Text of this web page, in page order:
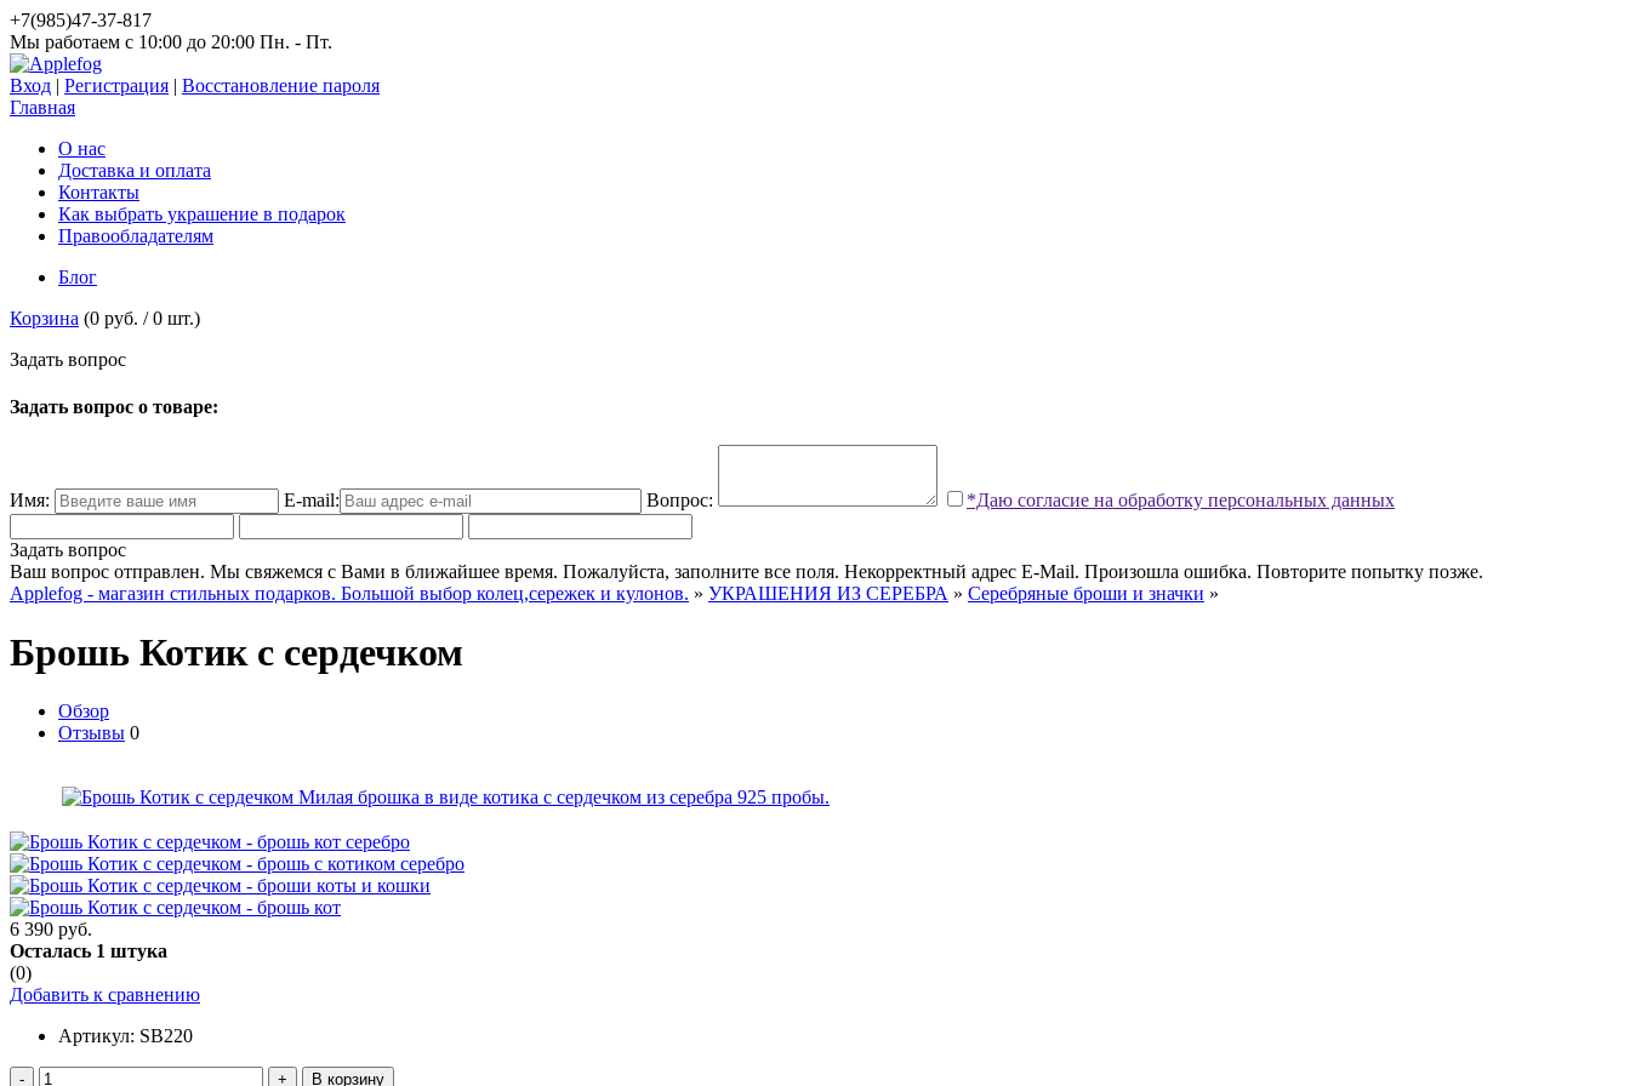
+7(985)47-37-817
Мы работаем c 10:00 до 20:00 Пн. - Пт.
Вход | Регистрация | Восстановление пароля
Главная
О нас
Доставка и оплата
Контакты
Как выбрать украшение в подарок
Правообладателям
Блог
Корзина (0 руб. /0 шт.)
Задать вопрос
Задать вопрос о товаре:
Имя: E-mail: Вопрос: *Даю согласие на обработку персональных данных
Задать вопрос
Ваш вопрос отправлен. Мы свяжемся с Вами в ближайшее время. Пожалуйста, заполните все поля. Некорректный адрес E-Mail. Произошла ошибка. Повторите попытку позже.
Applefog - магазин стильных подарков. Большой выбор колец,сережек и кулонов. » УКРАШЕНИЯ ИЗ СЕРЕБРА » Серебряные броши и значки »
Брошь Котик с сердечком
Обзор
Отзывы 0
6 390 руб.
Осталась 1 штука
(0)
Добавить к сравнению
Артикул: SB220
- +